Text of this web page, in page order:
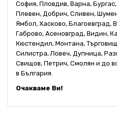
София, Пловдив, Варна,
Плевен, Добрич, Сливен,
Ямбол, Хасково, Благоевград,
Габрово, Асеновград, Видин,
Кюстендил, Монтана,
Силистра, Ловеч, Дупница,
Свищов, Петрич, Смолян и до
в България.
Очакваме Ви!